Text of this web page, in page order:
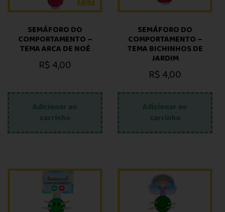
SEMÁFORO DO
COMPORTAMENTO –
TEMA ARCA DE NOÉ
R$4,00
Adicionar ao
carrinho
SEMÁFORO DO
COMPORTAMENTO –
TEMA BICHINHOS DE
JARDIM
R$4,00
Adicionar ao
carrinho